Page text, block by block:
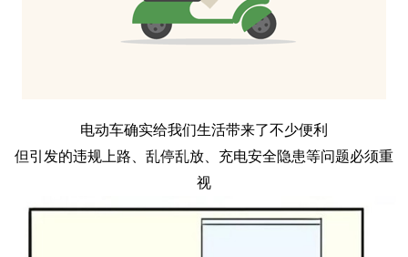
电动车确实给我们生活带来了不少便利
但引发的违规上路、乱停乱放、充电安全隐患等问题必须重
视